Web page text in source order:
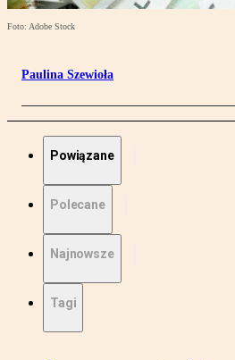
Foto: Adobe Stock
Paulina Szewioła
Powiązane
Polecane
Najnowsze
Tagi